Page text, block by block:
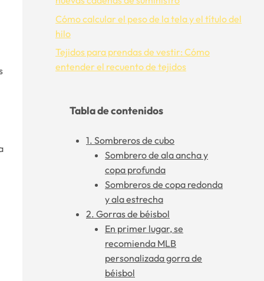
Cómo calcular el peso de la tela y el título del
hilo
Tejidos para prendas de vestir: Cómo
entender el recuento de tejidos
Tabla de contenidos
1. Sombreros de cubo
Sombrero de ala ancha y
copa profunda
Sombreros de copa redonda
y ala estrecha
2. Gorras de béisbol
En primer lugar, se
recomienda MLB
personalizada gorra de
béisbol